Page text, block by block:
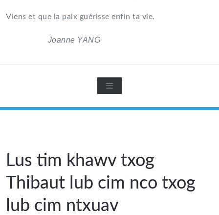
Viens et que la paix guérisse enfin ta vie.
Joanne YANG
Lus tim khawv txog
Thibaut lub cim nco txog
lub cim ntxuav